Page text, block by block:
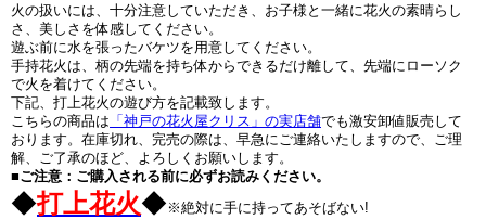
火の扱いには、十分注意していただき、お子様と一緒に花火の素晴らし
さ、美しさを体感してください。
遊ぶ前に水を張ったバケツを用意してください。
手持花火は、柄の先端を持ち体からできるだけ離して、先端にローソク
で火を着けてください。
下記、打上花火の遊び方を記載致します。
こちらの商品は 「神戸の花火屋クリス」の実店舗でも激安卸値販売して
おります。在庫切れ、完売の際は、早急にご連絡いたしますので、ご理
解、ご了承のほど、よろしくお願いします。
■ご注意：ご購入される前に必ずお読みください。
◆打上花火◆ ※絶対に手に持ってあそばない!